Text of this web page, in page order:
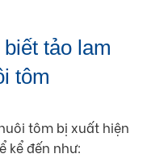
tảo lam
tôm
tôm bị xuất hiện
kể đến như: